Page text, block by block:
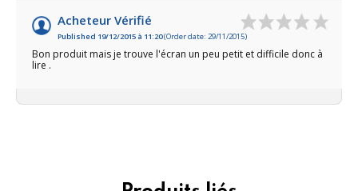
Acheteur Vérifié
Published 19/12/2015 à 11:20(Order date: 29/11/2015)
Bon produit mais je trouve l'écran un peu petit et difficile donc à
lire .